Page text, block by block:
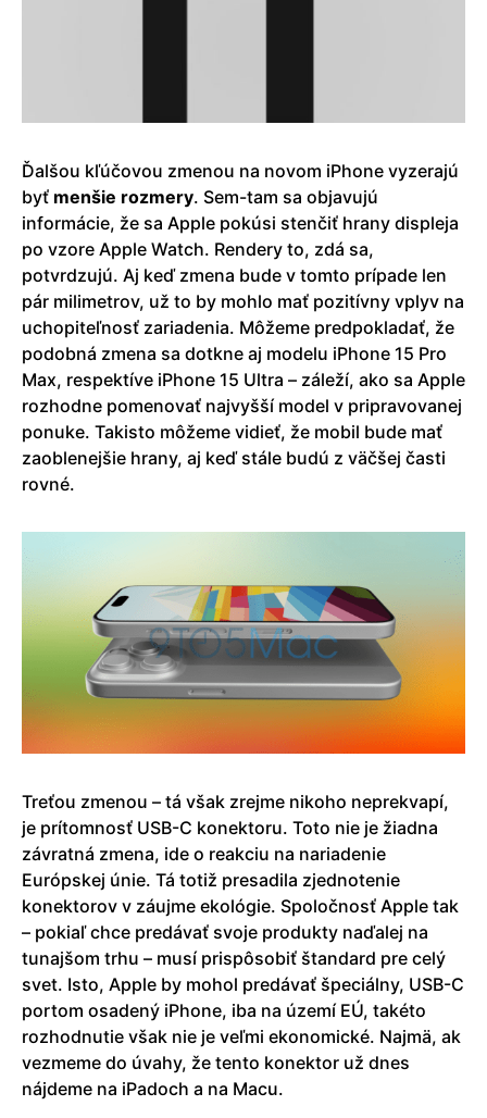
Ďalšou kľúčovou zmenou na novom iPhone vyzerajú
byť menšie rozmery. Sem-tam sa objavujú
informácie, že sa Apple pokúsi stenčiť hrany displeja
po vzore Apple Watch. Rendery to, zdá sa,
potvrdzujú. Aj keď zmena bude v tomto prípade len
pár milimetrov, už to by mohlo mať pozitívny vplyv na
uchopiteľnosť zariadenia. Môžeme predpokladať, že
podobná zmena sa dotkne aj modelu iPhone 15 Pro
Max, respektíve iPhone 15 Ultra – záleží, ako sa Apple
rozhodne pomenovať najvyšší model v pripravovanej
ponuke. Takisto môžeme vidieť, že mobil bude mať
zaoblenejšie hrany, aj keď stále budú z väčšej časti
rovné.
Treťou zmenou – tá však zrejme nikoho neprekvapí,
je prítomnosť USB-C konektoru. Toto nie je žiadna
závratná zmena, ide o reakciu na nariadenie
Európskej únie. Tá totiž presadila zjednotenie
konektorov v záujme ekológie. Spoločnosť Apple tak
– pokiaľ chce predávať svoje produkty naďalej na
tunajšom trhu – musí prispôsobiť štandard pre celý
svet. Isto, Apple by mohol predávať špeciálny, USB-C
portom osadený iPhone, iba na území EÚ, takéto
rozhodnutie však nie je veľmi ekonomické. Najmä, ak
vezmeme do úvahy, že tento konektor už dnes
nájdeme na iPadoch a na Macu.